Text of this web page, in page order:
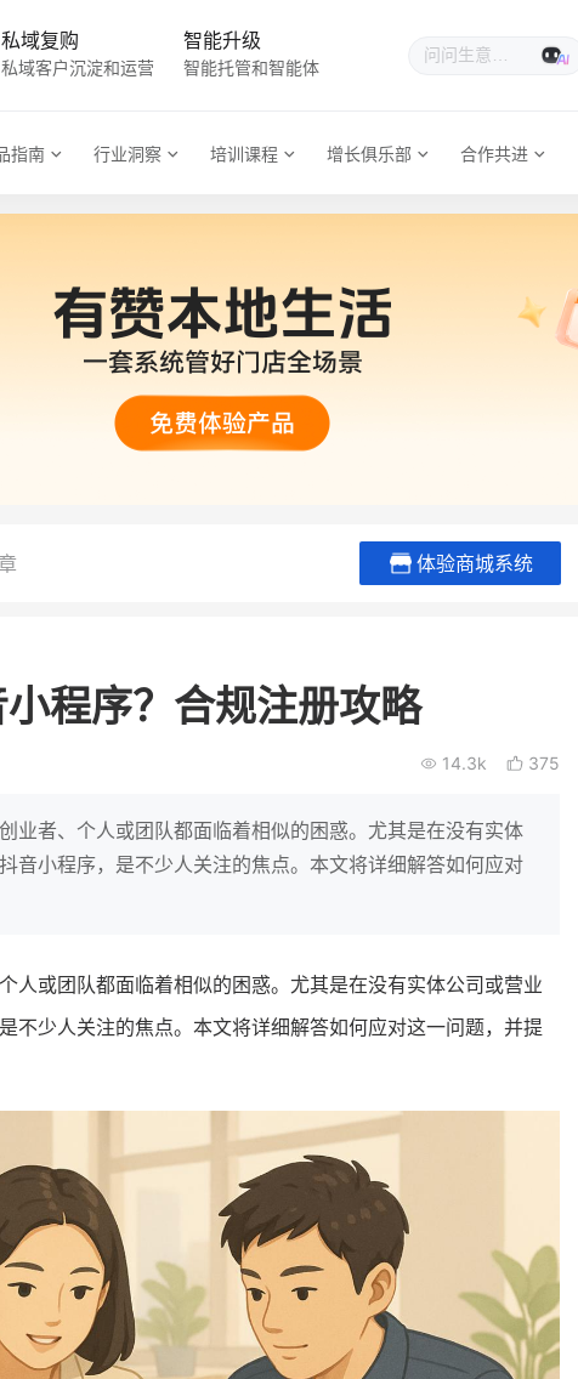
私域复购
私域客户沉淀和运营
智能升级
智能托管和智能体
指南 行业洞察 培训课程 增长俱乐部 合作共进
体验商城系统
程序？合规注册攻略
14.3k 375
业者、个人或团队都面临着相似的困惑。尤其是在没有实体
音小程序，是不少人关注的焦点。本文将详细解答如何应对
人或团队都面临着相似的困惑。尤其是在没有实体公司或营业
不少人关注的焦点。本文将详细解答如何应对这一问题，并提
30 万
2000 万
IT精英回乡种地，撬动2000万生
意！
2 万人
私域样本打法！新希望白帝乳业
靠企业微信实现销售额翻 8 倍！